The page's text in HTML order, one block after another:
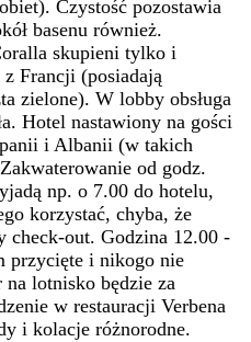
Czystość pozostawia
basenu również.
skupieni tylko i
z Francji (posiadają
zielone). W lobby obsługa
Hotel nastawiony na gości
i Albanii (w takich
od godz.
np. o 7.00 do hotelu,
korzystać, chyba, że
check-out. Godzina 12.00 -
przycięte i nikogo nie
lotnisko będzie za
w restauracji Verbena
i kolacje różnorodne.